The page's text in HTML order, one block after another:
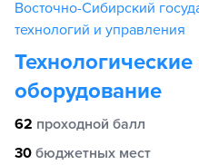
Восточно-Сибирский
технологий и управления
оборудование
62 проходной балл
30 бюджетных мест